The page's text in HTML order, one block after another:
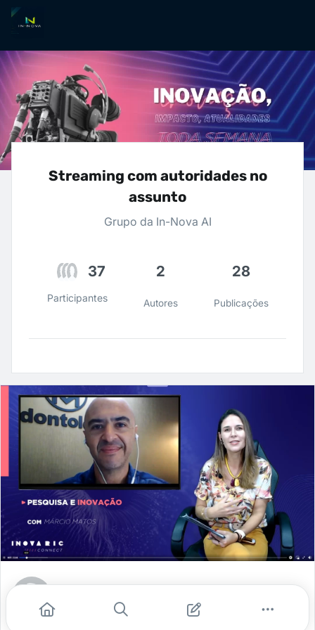
Streaming com autoridades no
assunto
Grupo da In-Nova AI
37
Participantes
2
Autores
28
Publicações
fev. 16, 2022 - 1 min de leitura